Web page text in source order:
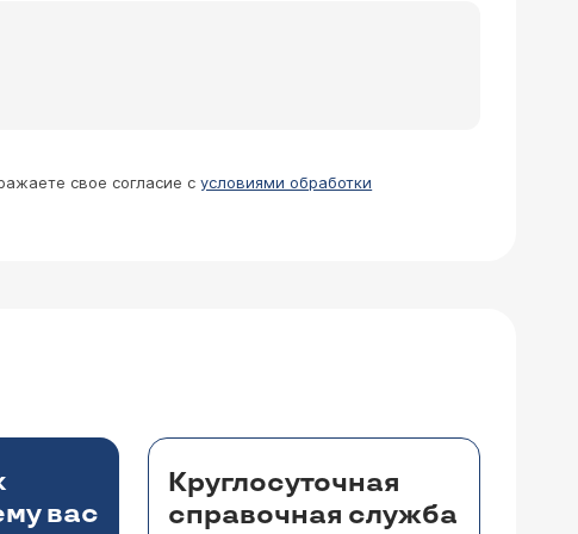
свое согласие сусловиями обработки
вас
Круглосуточная
справочная служба